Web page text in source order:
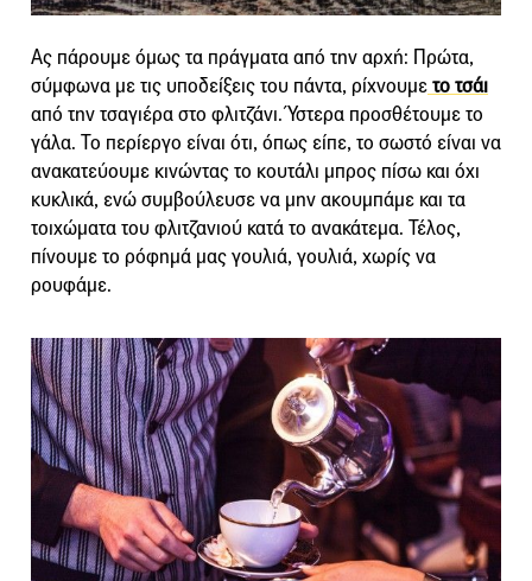
Ας πάρουμε όμως τα πράγματα από την αρχή: Πρώτα,
σύμφωνα με τις υποδείξεις του πάντα, ρίχνουμετο τσάι
από την τσαγιέρα στο φλιτζάνι. Ύστερα προσθέτουμε το
γάλα. Το περίεργο είναι ότι, όπως είπε, το σωστό είναι να
ανακατεύουμε κινώντας το κουτάλι μπρος πίσω και όχι
κυκλικά, ενώ συμβούλευσε να μην ακουμπάμε και τα
τοιχώματα του φλιτζανιού κατά το ανακάτεμα. Τέλος,
πίνουμε το ρόφημά μας γουλιά, γουλιά, χωρίς να
ρουφάμε.